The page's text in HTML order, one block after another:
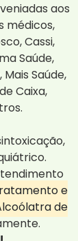
aos
médicos,
Cassi,
Saúde,
Saúde,
Caixa,
e
de